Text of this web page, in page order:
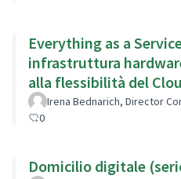
Everything as a
infrastruttura
alla flessibilità del
Irena Bednarich, Director
0
Domicilio digitale